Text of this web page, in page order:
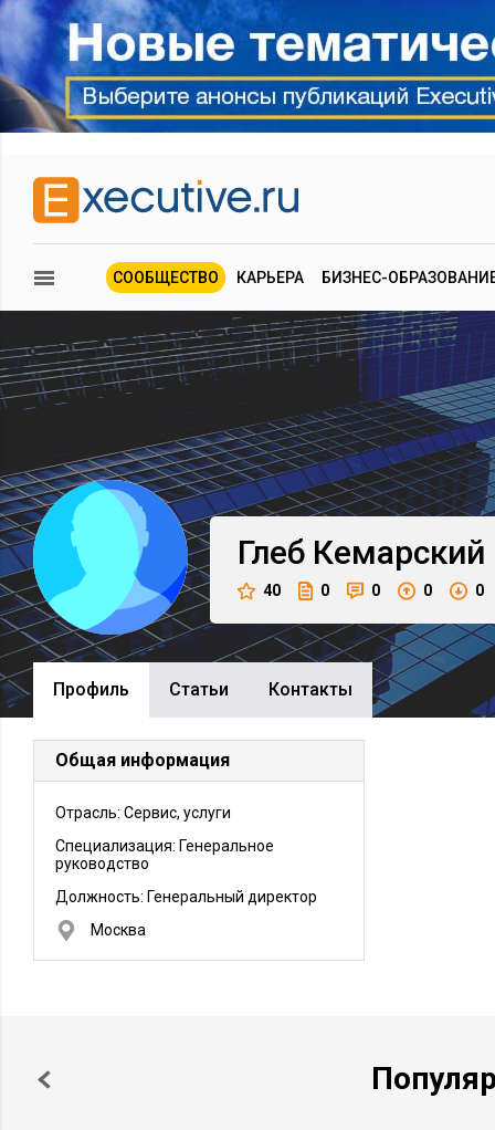
СООБЩЕСТВО КАРЬЕРА БИЗНЕС-
Глеб Кемарский
40 0 0 0 0
Профиль Cтатьи Контакты
Общая информация
Отрасль: Сервис, услуги
Специализация: Генеральное
руководство
Должность: Генеральный директор
Москва